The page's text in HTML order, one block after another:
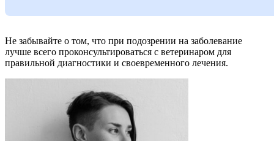
Не забывайте о том, что при подозрении на заболевание
лучше всего проконсультироваться с ветеринаром для
правильной диагностики и своевременного лечения.